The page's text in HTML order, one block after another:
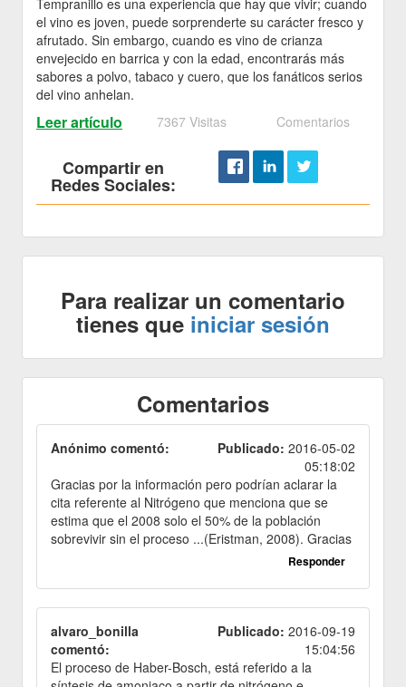
el vino es joven, puede sorprenderte su carácter fresco y
afrutado. Sin embargo, cuando es vino de crianza
envejecido en barrica y con la edad, encontrarás más
sabores a polvo, tabaco y cuero, que los fanáticos serios
del vino anhelan.
Leer artículo 7367 Visitas Comentarios
Compartir en
Redes Sociales:
Para realizar un comentario
tienes que iniciar sesión
Comentarios
Anónimo comentó: Publicado: 2016-05-02
05:18:02
Gracias por la información pero podrían aclarar la
cita referente al Nitrógeno que menciona que se
estima que el 2008 solo el 50% de la población
sobrevivir sin el proceso ...(Eristman, 2008). Gracias
Responder
alvaro_bonilla
comentó:
Publicado: 2016-09-19
15:04:56
El proceso de Haber-Bosch, está referido a la